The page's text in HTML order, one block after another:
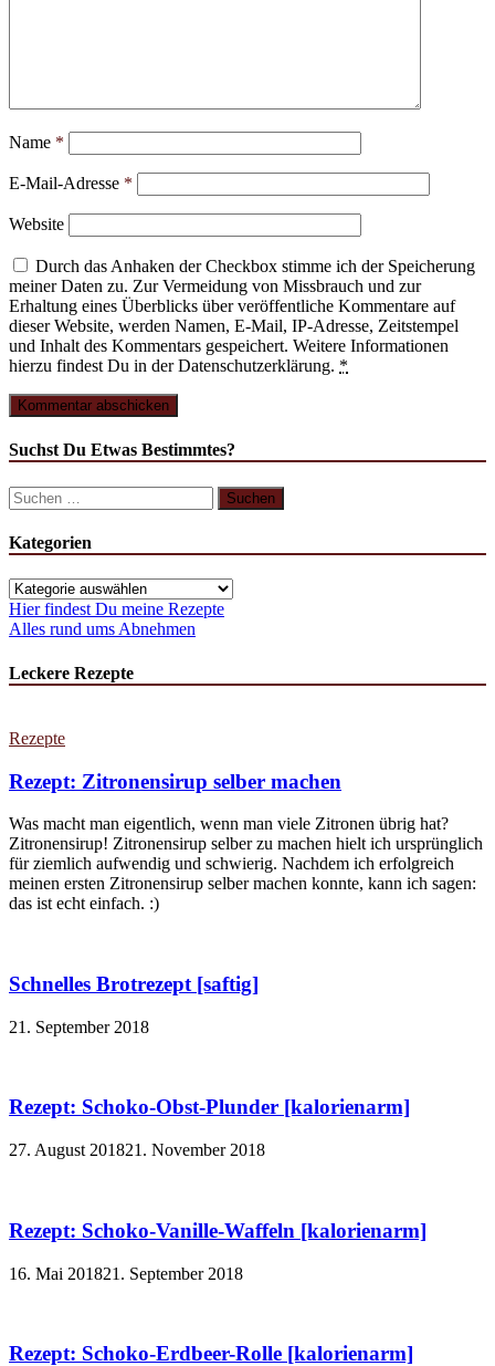
Name *
E-Mail-Adresse *
Website
Durch das Anhaken der Checkbox stimme ich der Speicherung
meiner Daten zu. Zur Vermeidung von Missbrauch und zur
Erhaltung eines Überblicks über veröffentliche Kommentare auf
dieser Website, werden Namen, E-Mail, IP-Adresse, Zeitstempel
und Inhalt des Kommentars gespeichert. Weitere Informationen
hierzu findest Du in der Datenschutzerklärung. *
Suchst Du Etwas Bestimmtes?
Suchen
nach:
Kategorien
Kategorien
Hier findest Du meine Rezepte
Alles rund ums Abnehmen
Leckere Rezepte
Rezepte
Rezept: Zitronensirup selber machen
Was macht man eigentlich, wenn man viele Zitronen übrig hat?
Zitronensirup! Zitronensirup selber zu machen hielt ich ursprünglich
für ziemlich aufwendig und schwierig. Nachdem ich erfolgreich
meinen ersten Zitronensirup selber machen konnte, kann ich sagen:
das ist echt einfach. :)
Schnelles Brotrezept [saftig]
21. September 2018
Rezept: Schoko-Obst-Plunder [kalorienarm]
27. August 201821. November 2018
Rezept: Schoko-Vanille-Waffeln [kalorienarm]
16. Mai 201821. September 2018
Rezept: Schoko-Erdbeer-Rolle [kalorienarm]